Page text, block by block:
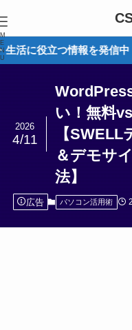
M
E
N
U
情報を発信中
い！無料
【SWELL
＆デモサ
法】
2026
4/11
広告 パソコン活用術